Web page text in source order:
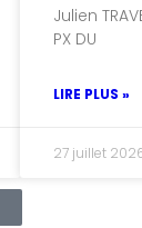
Julien
PX DU
LIRE PLUS »
27 juillet